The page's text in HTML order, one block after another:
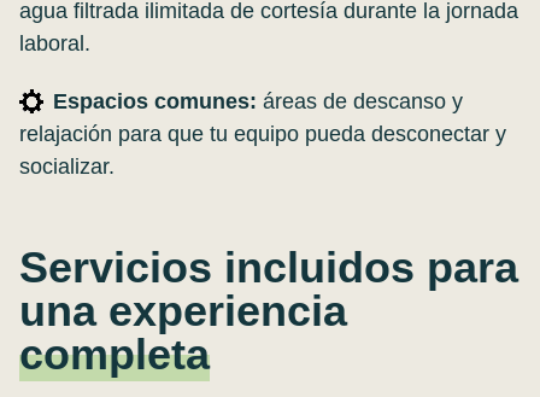
agua filtrada ilimitada de cortesía durante la jornada
laboral.
Espacios comunes: áreas de descanso y
relajación para que tu equipo pueda desconectar y
socializar.
Servicios incluidos para
una experiencia
completa